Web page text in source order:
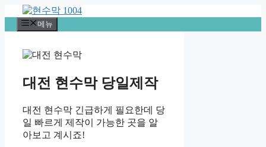
츠
메뉴
대전 현수막 당일제작
대전 현수막 긴급하게 필요한데 당
일 빠르게 제작이 가능한 곳을 알
아보고 계시죠!